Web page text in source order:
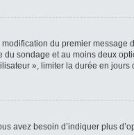
du premier
sondage et au moins deux
», limiter la durée en
avez besoin d’indiquer plus